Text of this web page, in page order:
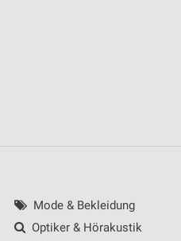
Mode & Bekleidung
Optiker & Hörakustik